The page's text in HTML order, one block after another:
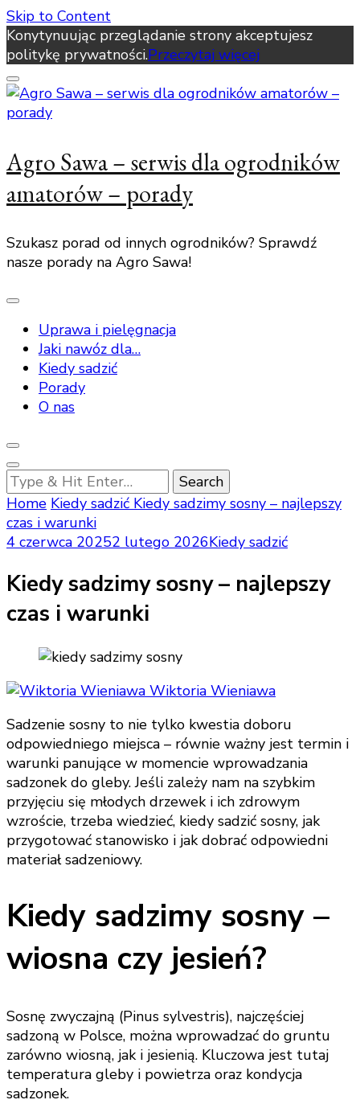
Skip to Content
Konytynuując przeglądanie strony akceptujesz
politykę prywatności.Przeczytaj więcej
Agro Sawa – serwis dla ogrodników
amatorów – porady
Szukasz porad od innych ogrodników? Sprawdź
nasze porady na Agro Sawa!
Uprawa i pielęgnacja
Jaki nawóz dla…
Kiedy sadzić
Porady
O nas
Looking
for
Something?
Home Kiedy sadzić Kiedy sadzimy sosny – najlepszy
czas i warunki
4 czerwca 20252 lutego 2026Kiedy sadzić
Kiedy sadzimy sosny – najlepszy
czas i warunki
Wiktoria Wieniawa
Sadzenie sosny to nie tylko kwestia doboru
odpowiedniego miejsca – równie ważny jest termin i
warunki panujące w momencie wprowadzania
sadzonek do gleby. Jeśli zależy nam na szybkim
przyjęciu się młodych drzewek i ich zdrowym
wzroście, trzeba wiedzieć, kiedy sadzić sosny, jak
przygotować stanowisko i jak dobrać odpowiedni
materiał sadzeniowy.
Kiedy sadzimy sosny –
wiosna czy jesień?
Sosnę zwyczajną (Pinus sylvestris), najczęściej
sadzoną w Polsce, można wprowadzać do gruntu
zarówno wiosną, jak i jesienią. Kluczowa jest tutaj
temperatura gleby i powietrza oraz kondycja
sadzonek.